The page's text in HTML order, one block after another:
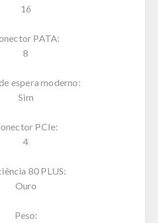
16
PATA:
8
espera moderno:
Sim
PCIe:
4
80 PLUS:
Ouro
Peso: